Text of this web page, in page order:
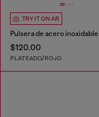
TRY IT ON AR
Pulsera de acero inoxidable
$120.00
PLATEADO/ROJO